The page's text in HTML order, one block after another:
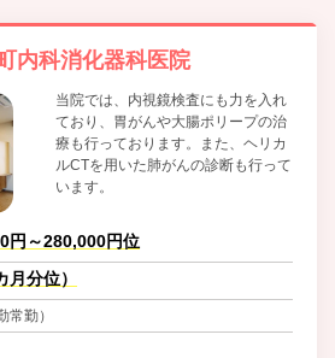
内科消化器科医院
当院では、内視鏡検査にも力を入れ
ており、胃がんや大腸ポリープの治
療も行っております。また、ヘリカ
ルCTを用いた肺がんの診断も行って
います。
円～280,000円位
分位）
常勤）